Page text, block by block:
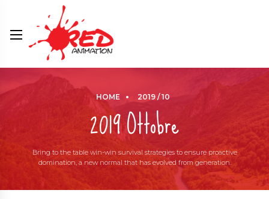
HOME 2019 / 10
2019 Ottobre
Bring to the table win-win survival strategies to ensure proactive
domination, a new normal that has evolved from generation.